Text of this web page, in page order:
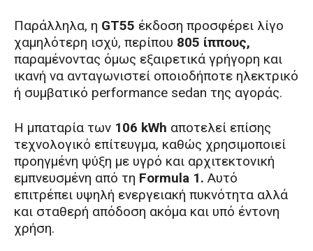
Παράλληλα, η GT55 έκδοση προσφέρει λίγο
χαμηλότερη ισχύ, περίπου 805 ίππους,
παραμένοντας όμως εξαιρετικά γρήγορη και
ικανή να ανταγωνιστεί οποιοδήποτε ηλεκτρικό
ή συμβατικό performance sedan της αγοράς.
Η μπαταρία των 106 kWh αποτελεί επίσης
τεχνολογικό επίτευγμα, καθώς χρησιμοποιεί
προηγμένη ψύξη με υγρό και αρχιτεκτονική
εμπνευσμένη από τη Formula 1. Αυτό
επιτρέπει υψηλή ενεργειακή πυκνότητα αλλά
και σταθερή απόδοση ακόμα και υπό έντονη
χρήση.